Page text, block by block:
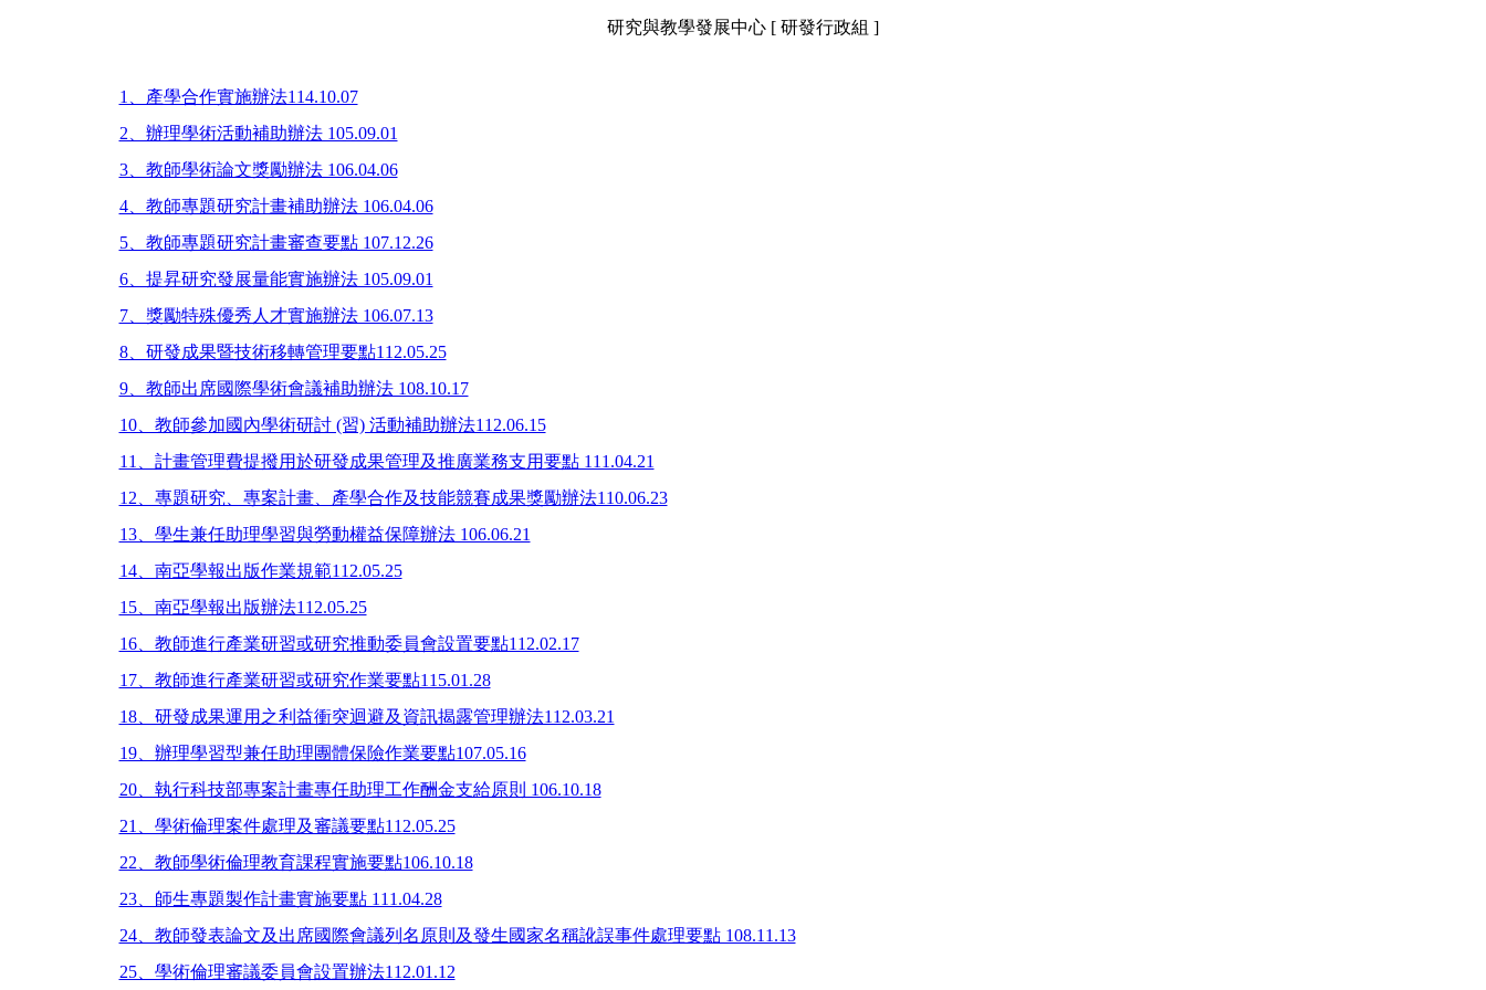
研究與教學發展中心 [ 研發行政組 ]
1、產學合作實施辦法114.10.07
2、辦理學術活動補助辦法 105.09.01
3、教師學術論文獎勵辦法 106.04.06
4、教師專題研究計畫補助辦法 106.04.06
5、教師專題研究計畫審查要點 107.12.26
6、提昇研究發展量能實施辦法 105.09.01
7、獎勵特殊優秀人才實施辦法 106.07.13
8、研發成果暨技術移轉管理要點112.05.25
9、教師出席國際學術會議補助辦法 108.10.17
10、教師參加國內學術研討 (習) 活動補助辦法112.06.15
11、計畫管理費提撥用於研發成果管理及推廣業務支用要點 111.04.21
12、專題研究、專案計畫、產學合作及技能競賽成果獎勵辦法110.06.23
13、學生兼任助理學習與勞動權益保障辦法 106.06.21
14、南亞學報出版作業規範112.05.25
15、南亞學報出版辦法112.05.25
16、教師進行產業研習或研究推動委員會設置要點112.02.17
17、教師進行產業研習或研究作業要點115.01.28
18、研發成果運用之利益衝突迴避及資訊揭露管理辦法112.03.21
19、辦理學習型兼任助理團體保險作業要點107.05.16
20、執行科技部專案計畫專任助理工作酬金支給原則 106.10.18
21、學術倫理案件處理及審議要點112.05.25
22、教師學術倫理教育課程實施要點106.10.18
23、師生專題製作計畫實施要點 111.04.28
24、教師發表論文及出席國際會議列名原則及發生國家名稱訛誤事件處理要點 108.11.13
25、學術倫理審議委員會設置辦法112.01.12